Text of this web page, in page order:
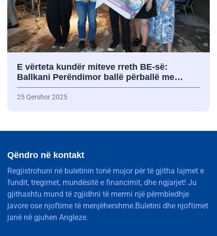
E vërteta kundër miteve rreth BE-së:
Ballkani Perëndimor ballë përballë me…
25 Qershor 2025
Qëndro në kontakt
Regjistrohuni në buletinin tonë mujor për të gjitha lajmet e
fundit, tregimet, mundësitë e financimit, dhe ngjarjet! Ju
gjithashtu mund të zgjidhni të merrni një përmbledhje
javore ose njoftime të menjëhershme.Buletini dhe njoftimet
janë në gjuhen Angleze.